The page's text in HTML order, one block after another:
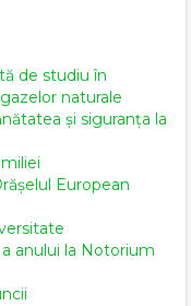
de studiu în
naturale
și siguranța la
European
anului la Notorium